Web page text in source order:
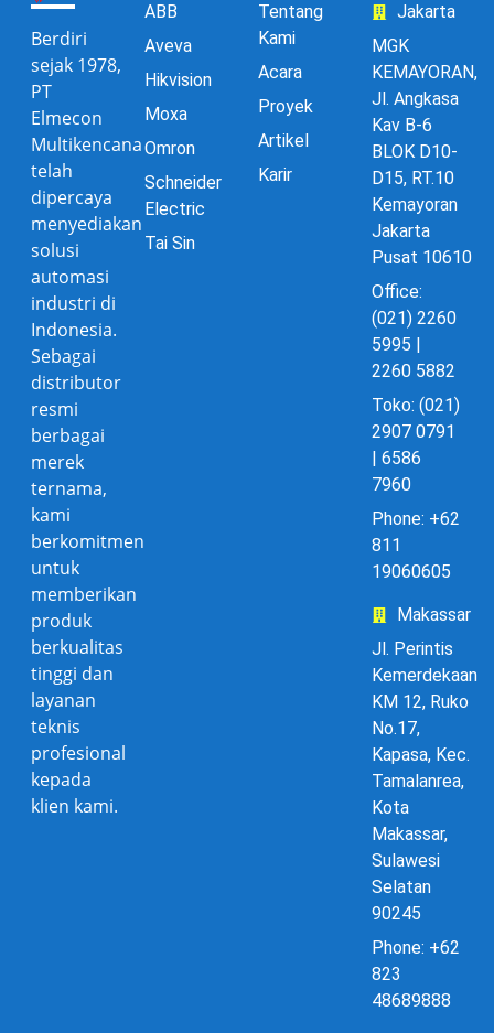
Berdiri
sejak 1978,
PT
Elmecon
Multikencana
telah
dipercaya
menyediakan
solusi
automasi
industri di
Indonesia.
Sebagai
distributor
resmi
berbagai
merek
ternama,
kami
berkomitmen
untuk
memberikan
produk
berkualitas
tinggi dan
layanan
teknis
profesional
kepada
klien kami.
ABB
Aveva
Hikvision
Moxa
Omron
Schneider
Electric
Tai Sin
Tentang
Kami
Acara
Proyek
Artikel
Karir
Jakarta
MGK
KEMAYORAN,
Jl. Angkasa
Kav B-6
BLOK D10-
D15, RT.10
Kemayoran
Jakarta
Pusat 10610
Office:
(021) 2260
5995 |
2260 5882
Toko: (021)
2907 0791
| 6586
7960
Phone: +62
811
19060605
Makassar
Jl. Perintis
Kemerdekaan
KM 12, Ruko
No.17,
Kapasa, Kec.
Tamalanrea,
Kota
Makassar,
Sulawesi
Selatan
90245
Phone: +62
823
48689888